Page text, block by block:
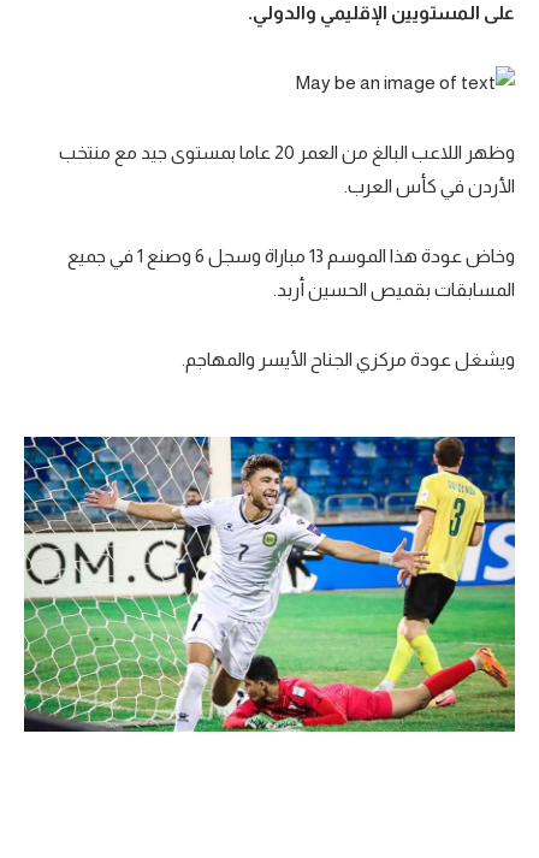
رياضة نسائية
ركن الألعاب
أقسام خاصة
Gamers
تحليل في الجول
حكايات في الجول
كويز في الجول
فيديو في الجول
على المستويين الإقليمي والدولي.
وظهر اللاعب البالغ من العمر 20 عاما بمستوى جيد مع منتخب
الأردن في كأس العرب.
وخاض عودة هذا الموسم 13 مباراة وسجل 6 وصنع 1 في جميع
المسابقات بقميص الحسين أربد.
ويشغل عودة مركزي الجناح الأيسر والمهاجم.